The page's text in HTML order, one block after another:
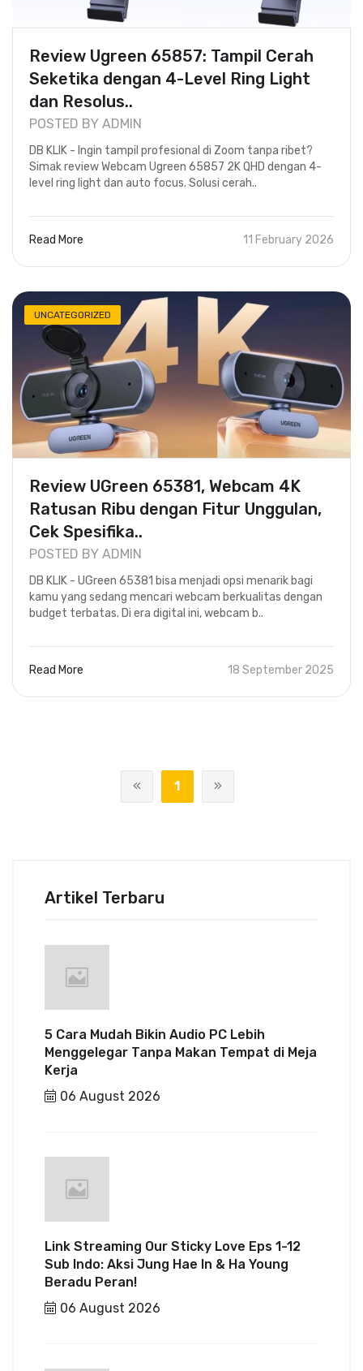
Review Ugreen 65857: Tampil Cerah
Seketika dengan 4-Level Ring Light
dan Resolus..
POSTED BY ADMIN
DB KLIK - Ingin tampil profesional di Zoom tanpa ribet?
Simak review Webcam Ugreen 65857 2K QHD dengan 4-
level ring light dan auto focus. Solusi cerah..
Read More 11 February 2026
UNCATEGORIZED
Review UGreen 65381, Webcam 4K
Ratusan Ribu dengan Fitur Unggulan,
Cek Spesifika..
POSTED BY ADMIN
DB KLIK - UGreen 65381 bisa menjadi opsi menarik bagi
kamu yang sedang mencari webcam berkualitas dengan
budget terbatas. Di era digital ini, webcam b..
Read More 18 September 2025
1
Artikel Terbaru
5 Cara Mudah Bikin Audio PC Lebih
Menggelegar Tanpa Makan Tempat di Meja
Kerja
06 August 2026
Link Streaming Our Sticky Love Eps 1-12
Sub Indo: Aksi Jung Hae In & Ha Young
Beradu Peran!
06 August 2026